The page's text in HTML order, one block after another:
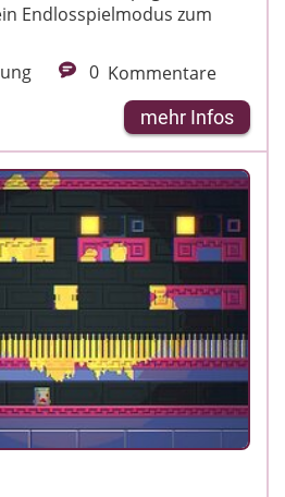
Endlosspielmodus zum
0 Kommentare
mehr Infos